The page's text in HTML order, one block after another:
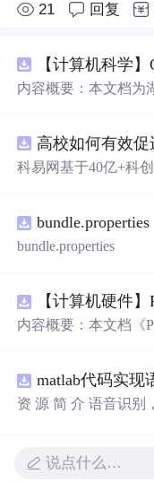
21 回复
内容概要：本文档为
循环）、数组、字符
等内容。题目形式为
业学习C语言课程的
化基础知识的初学者。; 使用场景及目标：①用于考
习，检验对C语言核
辑分析能力。; 阅读建议：建议结合教材和上机实践进行练
习，重点关注易错题
道题背后的程序执行
科易网基于40亿+科
新领域的AI+数智化
智能化发展。
bundle.properties
bundle.properties
内容概要：本文档《
力标识（Extended
详细列出了各类设备
matlab代码实现
资 源 简 介 语音识别
术，它可以将人类
说点什么…